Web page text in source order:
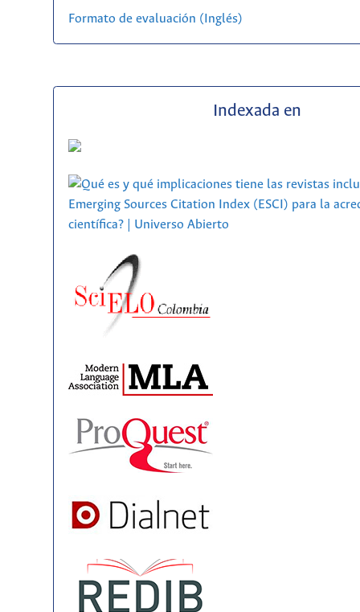
Formato de evaluación (Inglés)
Indexada en